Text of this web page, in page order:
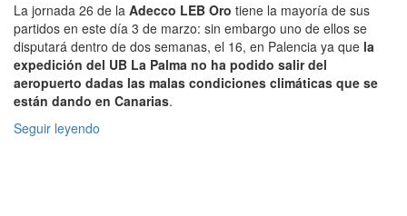
La jornada 26 de la Adecco LEB Oro tiene la mayoría de sus
partidos en este día 3 de marzo: sin embargo uno de ellos se
disputará dentro de dos semanas, el 16, en Palencia ya que la
expedición del UB La Palma no ha podido salir del
aeropuerto dadas las malas condiciones climáticas que se
están dando en Canarias.
Seguir leyendo